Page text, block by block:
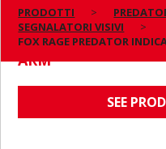
PRODOTTI
SEGNALATORI VISIVI
FOX RAGE PREDATOR
FOX RAGE
ARM
SEE